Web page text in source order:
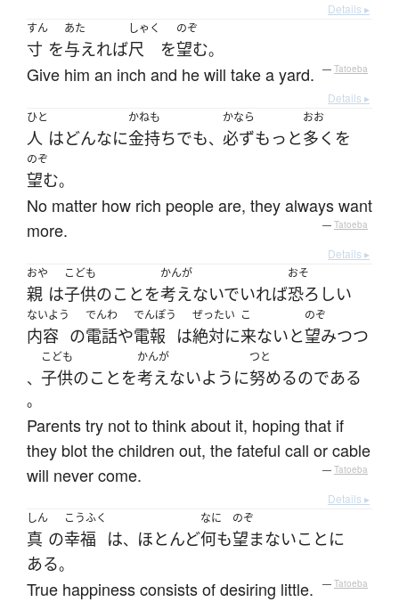
Details ▸
すん
寸 を
あた
与えれば
しゃく
尺 を
のぞ
望む。
Give him an inch and he will take a yard. — Tatoeba
Details ▸
ひと
人 はどんなに
かねも
金持ちでも、
かなら
必ずもっと
おお
多く を
のぞ
望む。
No matter how rich people are, they always want
more.
— Tatoeba
Details ▸
おや
親 は
こども
子供のことを
かんが
考えないでいれば
おそ
恐ろしい
ないよう
内容 の
でんわ
電話や
でんぽう
電報 は
ぜったい
絶対に
こ
来ないと
のぞ
望みつつ
、
こども
子供のことを
かんが
考えないように
つと
努めるのである
。
Parents try not to think about it, hoping that if
they blot the children out, the fateful call or cable
will never come.
— Tatoeba
Details ▸
しん
真 の
こうふく
幸福 は、 ほとんど
なに
何も
のぞ
望まないことに
ある。
True happiness consists of desiring little. — Tatoeba